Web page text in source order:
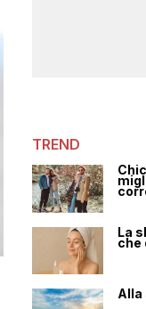
TREND
La
che
Alla